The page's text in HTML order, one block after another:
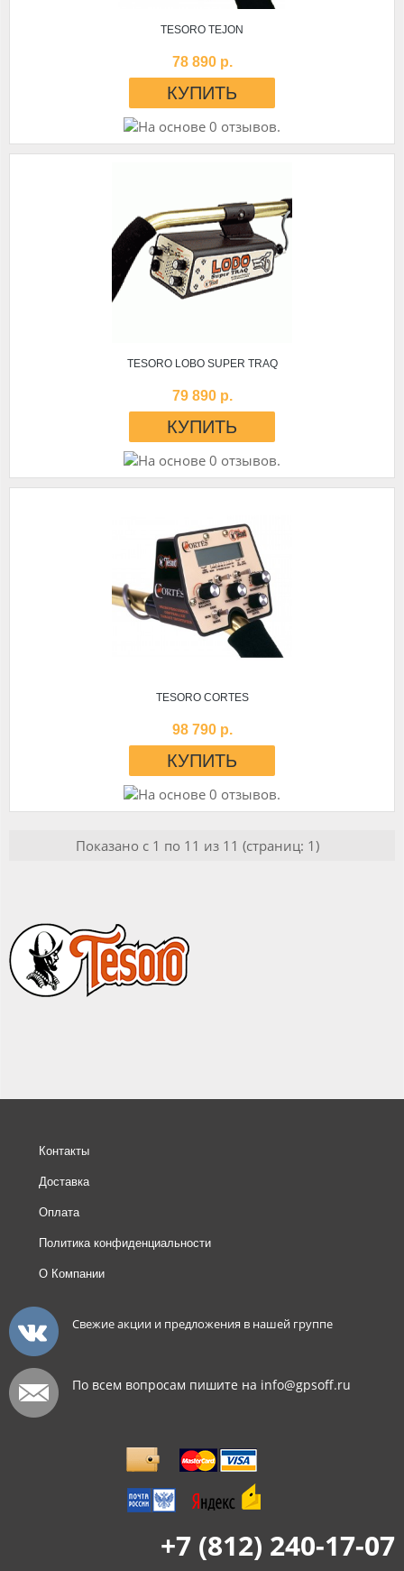
TESORO TEJON
78 890 р.
TESORO LOBO SUPER TRAQ
79 890 р.
TESORO CORTES
98 790 р.
Показано с 1 по 11 из 11 (страниц: 1)
Контакты
Доставка
Оплата
Политика конфиденциальности
О Компании
Свежие акции и предложения в нашей группе
По всем вопросам пишите на info@gpsoff.ru
+7 (812) 240-17-07